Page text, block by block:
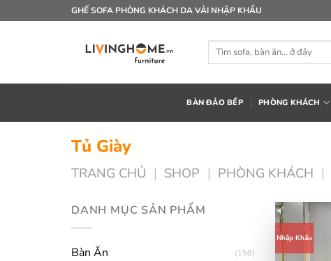
qua
GHẾ SOFA PHÒNG KHÁCH DA VẢI NHẬP KHẨU
Tìm
BÀN ĐẢO BẾP PHÒNG KHÁCH
Tủ Giày
TRANG CHỦ | SHOP | PHÒNG KHÁCH |
DANH MỤC SẢN PHẨM
Bàn Ăn (158)
Nhập Khẩu